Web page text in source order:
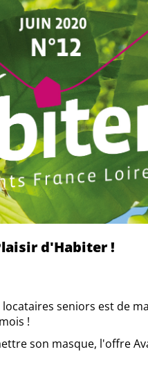
d'Habiter !
seniors est de
!
son masque, l'offre